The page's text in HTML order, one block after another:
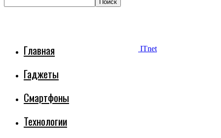
ITnet
Главная
Гаджеты
Смартфоны
Технологии